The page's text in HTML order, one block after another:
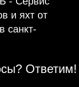
Ответим!